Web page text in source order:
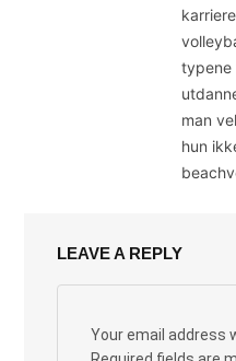
typene
man
hun
LEAVE A REPLY
Your email address